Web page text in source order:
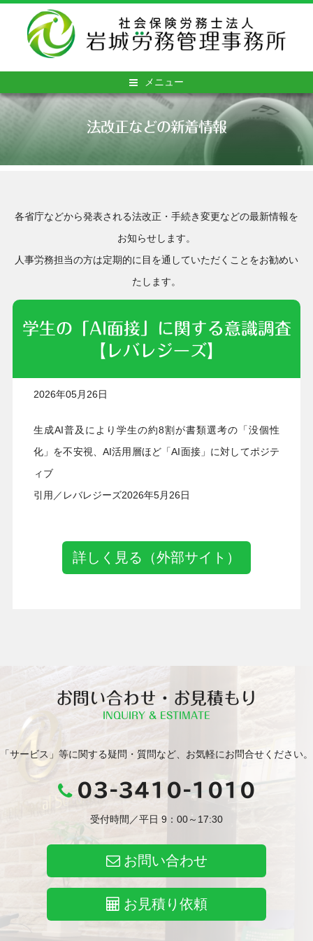
メニュー
法改正などの新着情報
各省庁などから発表される法改正・手続き変更などの最新情報を
お知らせします。
人事労務担当の方は定期的に目を通していただくことをお勧めい
たします。
学生の「AI面接」に関する意識調査
【レバレジーズ】
2026年05月26日
生成AI普及により学生の約8割が書類選考の「没個性
化」を不安視、AI活用層ほど「AI面接」に対してポジテ
ィブ
引用／レバレジーズ2026年5月26日
詳しく見る（外部サイト）
お問い合わせ・お見積もり
INQUIRY & ESTIMATE
「サービス」等に関する疑問・質問など、お気軽にお問合せください。
03-3410-1010
受付時間／平日 9：00～17:30
お問い合わせ
お見積り依頼